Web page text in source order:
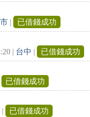
| 已借錢成功
| 台中 | 已借錢成功
已借錢成功
| 已借錢成功